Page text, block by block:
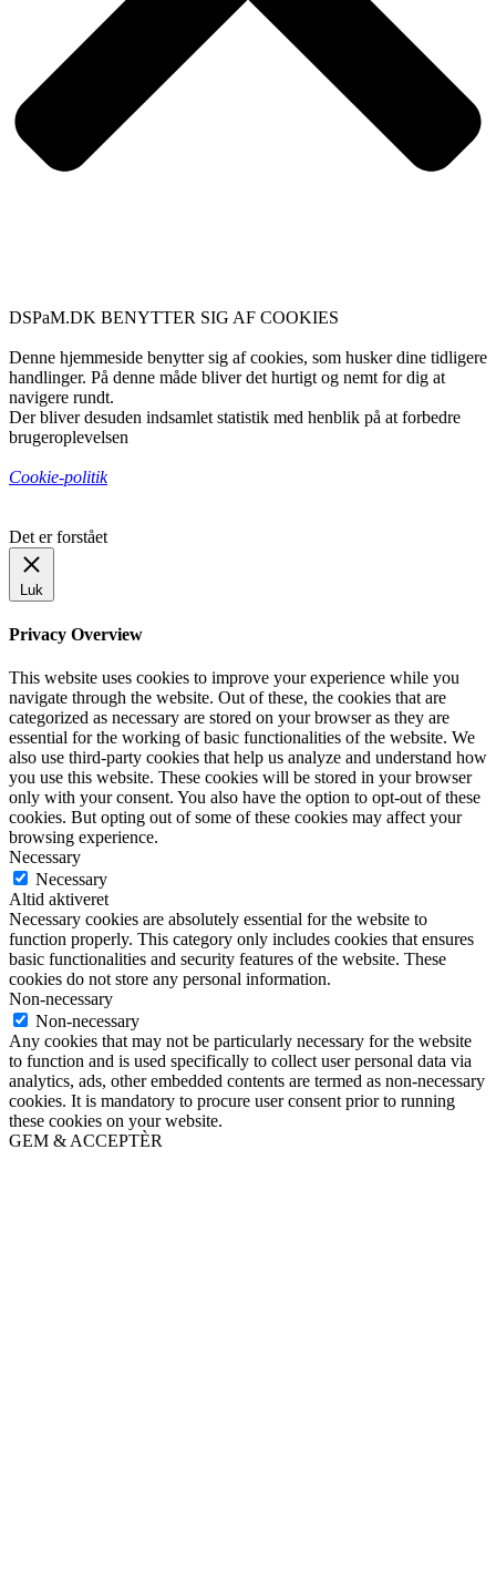
DSPaM.DK BENYTTER SIG AF COOKIES
Denne hjemmeside benytter sig af cookies, som husker dine tidligere
handlinger. På denne måde bliver det hurtigt og nemt for dig at
navigere rundt.
Der bliver desuden indsamlet statistik med henblik på at forbedre
brugeroplevelsen
Cookie-politik
Det er forstået
Luk
Privacy Overview
This website uses cookies to improve your experience while you
navigate through the website. Out of these, the cookies that are
categorized as necessary are stored on your browser as they are
essential for the working of basic functionalities of the website. We
also use third-party cookies that help us analyze and understand how
you use this website. These cookies will be stored in your browser
only with your consent. You also have the option to opt-out of these
cookies. But opting out of some of these cookies may affect your
browsing experience.
Necessary
Necessary
Altid aktiveret
Necessary cookies are absolutely essential for the website to
function properly. This category only includes cookies that ensures
basic functionalities and security features of the website. These
cookies do not store any personal information.
Non-necessary
Non-necessary
Any cookies that may not be particularly necessary for the website
to function and is used specifically to collect user personal data via
analytics, ads, other embedded contents are termed as non-necessary
cookies. It is mandatory to procure user consent prior to running
these cookies on your website.
GEM & ACCEPTÈR